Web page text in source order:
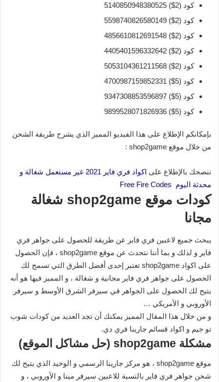
كود (2$) 5140850948380525
كود (2$) 5598740826580149
كود (2$) 4856610812691548
كود (2$) 4405401596332642
كود (2$) 5053104361211568
كود (5$) 4700987159852331
كود (5$) 9347308853596897
كود (5$) 9899528071826936
بإمكانكم الإطلاع على هذا الفيديو المميز الذي يشرح طريقة الشحن
من خلال موقع shop2game :
ننصحك بالإطلاع على
اكواد فري فاير 2021 غير مستعمل شغالة و
محدثة اليوم Free Fire Codes
كودات موقع shop2game شغالة
مجانا
يبحث جميع لاعبين فري فاير عن طريقة للحصول على جواهر فري
فاير و لذلك و بما أننا نتحدث عن موقع shop2game ، فإن الحصول
على اكواد shop2game تعتبر إحدى أفضل الطرق التي تسمح لك
الحصول على جواهر فري فاير مجانية و شغالة ، و المميز فيها هو أنه
يتيح لك الحصول على الجواهر في سيرفر الشرق الأوسط و سيرفر
الأوروبي و الأمريكي …
و من خلال هذا المقال المميز يمكنك أن تجد العديد من كودات شوب
تو جيم و اكواد قسائم جارينا فري دي.
مشكلة shop2game (حل مشاكل الموقع)
موقع shop2game ، هو مركز جارينا الرسمي و الوحيد الذي يتيح لك
شحن جواهر فري فاير بالنسبة للاعبين سيرفر مينا و الأوروبي ، و